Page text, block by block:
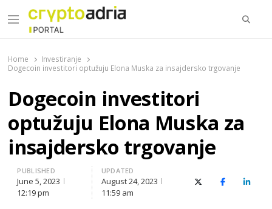
Menu
Home
Investiranje
Dogecoin investitori optužuju Elona Muska za insajdersko trgovanje
Dogecoin investitori
optužuju Elona Muska za
insajdersko trgovanje
PUBLISHED
June 5, 2023
12:19 pm
UPDATED
August 24, 2023
11:59 am
X (Twitter)Facebook